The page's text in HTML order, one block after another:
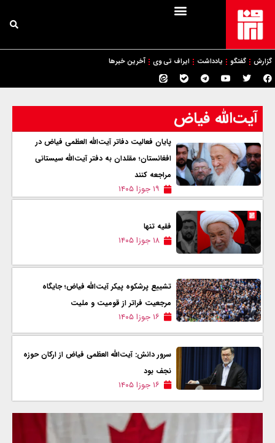
گزارش گفتگو یادداشت ایراف تی وی آخرین خبرها
آیت‌الله فیاض
پایان فعالیت دفاتر آیت‌الله العظمی فیاض در
افغانستان؛ مقلدان به دفتر آیت‌الله سیستانی
مراجعه کنند
۱۹ جوزا ۱۴۰۵
فقیه تنها
۱۸ جوزا ۱۴۰۵
تشییع پرشکوه پیکر آیت‌الله فیاض؛ جایگاه
مرجعیت فراتر از قومیت و ملیت
۱۶ جوزا ۱۴۰۵
سرور دانش: آیت‌الله العظمی فیاض از ارکان حوزه
نجف بود
۱۶ جوزا ۱۴۰۵